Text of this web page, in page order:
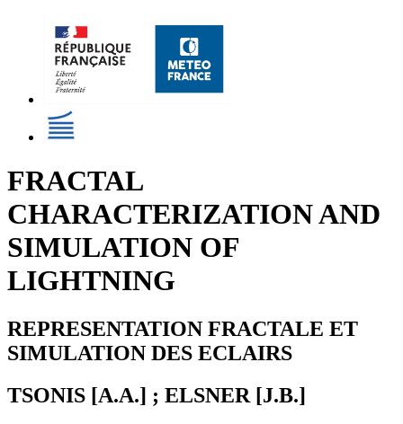
FRACTAL
CHARACTERIZATION AND
SIMULATION OF
LIGHTNING
REPRESENTATION FRACTALE ET
SIMULATION DES ECLAIRS
TSONIS [A.A.] ; ELSNER [J.B.]